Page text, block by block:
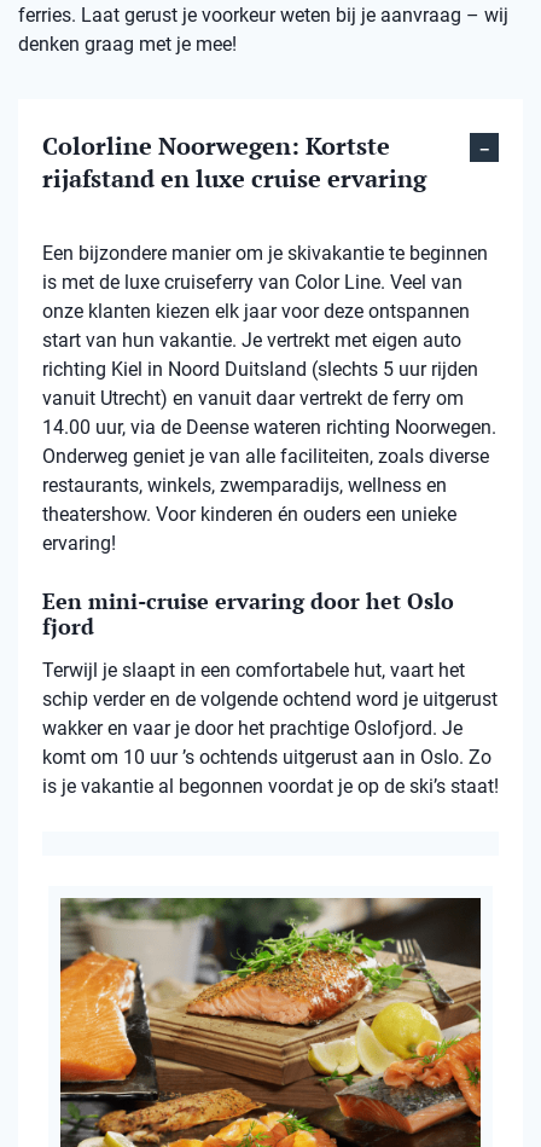
ferries. Laat gerust je voorkeur weten bij je aanvraag – wij
denken graag met je mee!
Colorline Noorwegen: Kortste
rijafstand en luxe cruise ervaring
Een bijzondere manier om je skivakantie te beginnen
is met de luxe cruiseferry van Color Line. Veel van
onze klanten kiezen elk jaar voor deze ontspannen
start van hun vakantie. Je vertrekt met eigen auto
richting Kiel in Noord Duitsland (slechts 5 uur rijden
vanuit Utrecht) en vanuit daar vertrekt de ferry om
14.00 uur, via de Deense wateren richting Noorwegen.
Onderweg geniet je van alle faciliteiten, zoals diverse
restaurants, winkels, zwemparadijs, wellness en
theatershow. Voor kinderen én ouders een unieke
ervaring!
Een mini-cruise ervaring door het Oslo
fjord
Terwijl je slaapt in een comfortabele hut, vaart het
schip verder en de volgende ochtend word je uitgerust
wakker en vaar je door het prachtige Oslofjord. Je
komt om 10 uur ’s ochtends uitgerust aan in Oslo. Zo
is je vakantie al begonnen voordat je op de ski’s staat!